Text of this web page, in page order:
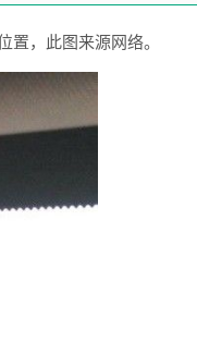
，此图来源网络。